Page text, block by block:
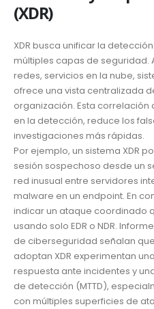
(XDR)
XDR busca unificar la
múltiples capas de seguridad.
redes, servicios en la nube,
ofrece una vista centralizada
organización. Esta
en la detección, reduce los
investigaciones más rápidas.
Por ejemplo, un sistema XDR
sesión sospechoso desde un
red inusual entre servidores
malware en un endpoint. En
indicar un ataque coordinado
usando solo EDR o NDR.
de ciberseguridad señalan
adoptan XDR experimentan
respuesta ante incidentes y
de detección (MTTD),
con múltiples superficies de